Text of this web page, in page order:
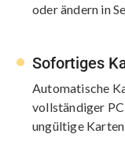
oder ändern in
Sofortiges
Automatische
vollständiger
ungültige